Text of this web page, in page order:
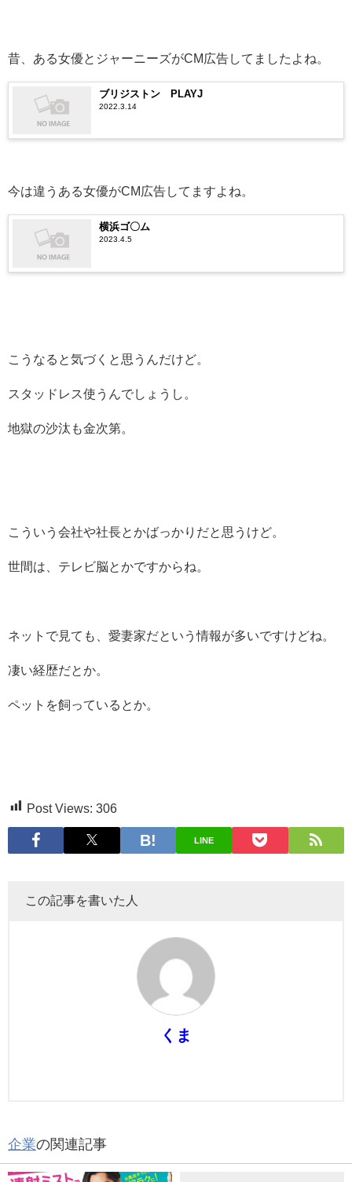
昔、ある女優とジャーニーズがCM広告してましたよね。
ブリジストン PLAYJ
2022.3.14
今は違うある女優がCM広告してますよね。
横浜ゴ〇ム
2023.4.5
こうなると気づくと思うんだけど。
スタッドレス使うんでしょうし。
地獄の沙汰も金次第。
こういう会社や社長とかばっかりだと思うけど。
世間は、テレビ脳とかですからね。
ネットで見ても、愛妻家だという情報が多いですけどね。
凄い経歴だとか。
ペットを飼っているとか。
Post Views: 306
LINE
この記事を書いた人
くま
企業の関連記事